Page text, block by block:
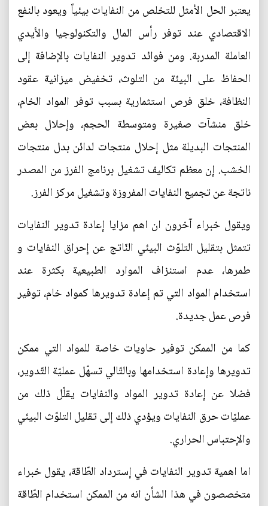
يعتبر الحل الأمثل للتخلص من النفايات بيئياً ويعود بالنفع
الاقتصادي عند توفر رأس المال والتكنولوجيا والأيدي
العاملة المدربة. ومن فوائد تدوير النفايات بالإضافة إلى
الحفاظ على البيئة من التلوث، تخفيض ميزانية عقود
النظافة، خلق فرص استثمارية بسبب توفر المواد الخام،
خلق منشآت صغيرة ومتوسطة الحجم، وإحلال بعض
المنتجات البديلة مثل إحلال منتجات لدائن بدل منتجات
الخشب. إن معظم تكاليف تشغيل برنامج الفرز من المصدر
ناتجة عن تجميع النفايات المفروزة وتشغيل مركز الفرز.
ويقول خبراء آخرون ان اهم مزايا إعادة تدوير النفايات
تتمثل بتقليل التلوّث البيئي النّاتج عن إحراق النفايات و
طمرها، عدم استنزاف الموارد الطبيعية بكثرة عند
استخدام المواد التي تم إعادة تدويرها كمواد خام، توفير
فرص عمل جديدة.
كما من الممكن توفير حاويات خاصة للمواد التي ممكن
تدويرها وإعادة استخدامها وبالتّالي تسهّل عمليّة التّدوير،
فضلا عن إعادة تدوير المواد والنفايات يقلّل ذلك من
عمليّات حرق النفايات ويؤدي ذلك إلى تقليل التلوّث البيئي
والإحتباس الحراري.
اما اهمية تدوير النفايات في إسترداد الطّاقة، يقول خبراء
متخصصون في هذا الشأن انه من الممكن استخدام الطّاقة